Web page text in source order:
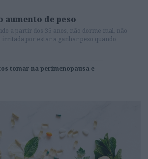
aumento de peso
a partir dos 35 anos, não dorme mal, não
irritada por estar a ganhar peso quando
e faz o exercício da praxe? O
e para ter o bem-estar de volta
se reequilibrar.
tomar na perimenopausa e